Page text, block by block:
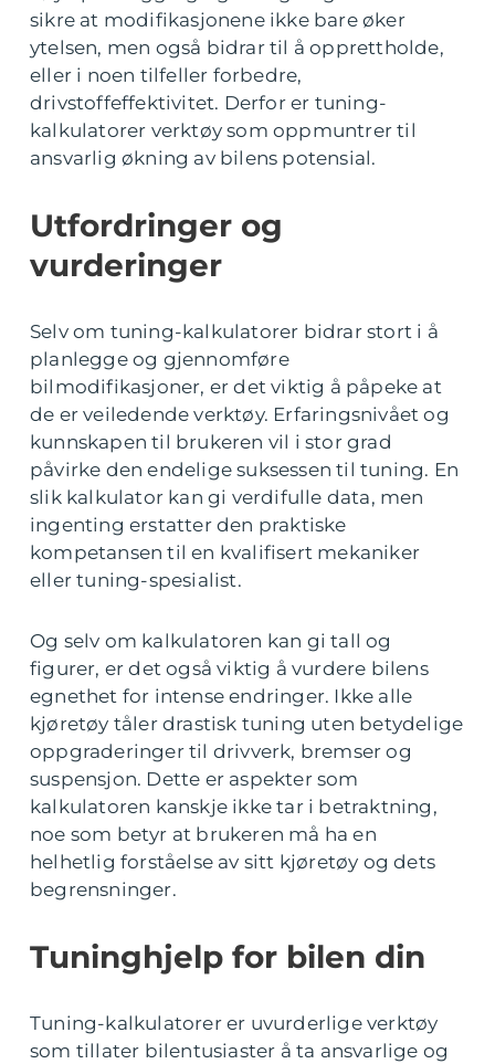
sikre at modifikasjonene ikke bare øker
ytelsen, men også bidrar til å opprettholde,
eller i noen tilfeller forbedre,
drivstoffeffektivitet. Derfor er tuning-
kalkulatorer verktøy som oppmuntrer til
ansvarlig økning av bilens potensial.
Utfordringer og
vurderinger
Selv om tuning-kalkulatorer bidrar stort i å
planlegge og gjennomføre
bilmodifikasjoner, er det viktig å påpeke at
de er veiledende verktøy. Erfaringsnivået og
kunnskapen til brukeren vil i stor grad
påvirke den endelige suksessen til tuning. En
slik kalkulator kan gi verdifulle data, men
ingenting erstatter den praktiske
kompetansen til en kvalifisert mekaniker
eller tuning-spesialist.
Og selv om kalkulatoren kan gi tall og
figurer, er det også viktig å vurdere bilens
egnethet for intense endringer. Ikke alle
kjøretøy tåler drastisk tuning uten betydelige
oppgraderinger til drivverk, bremser og
suspensjon. Dette er aspekter som
kalkulatoren kanskje ikke tar i betraktning,
noe som betyr at brukeren må ha en
helhetlig forståelse av sitt kjøretøy og dets
begrensninger.
Tuninghjelp for bilen din
Tuning-kalkulatorer er uvurderlige verktøy
som tillater bilentusiaster å ta ansvarlige og